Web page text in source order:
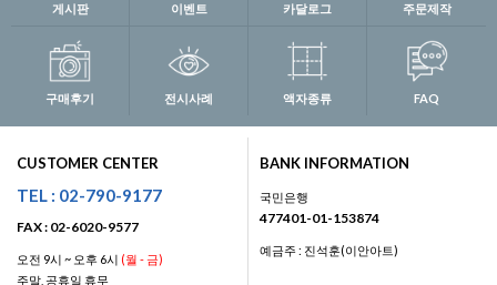
게시판 이벤트 카달로그 주문제작
구매후기 전시사례 액자종류 FAQ
CUSTOMER CENTER
TEL : 02-790-9177
FAX : 02-6020-9577
오전 9시 ~ 오후 6시 (월 - 금)
주말, 공휴일 휴무
BANK INFORMATION
국민은행
477401-01-153874
예금주 : 진석훈(이안아트)